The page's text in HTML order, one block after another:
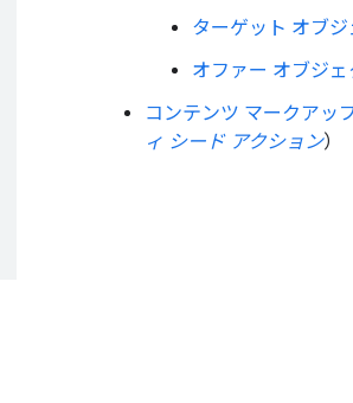
ターゲット オブジ
オファー オブジェ
コンテンツ マークアッ
ィ シード アクション）